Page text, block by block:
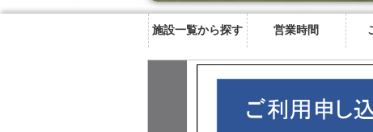
施設一覧から探す 営業時間